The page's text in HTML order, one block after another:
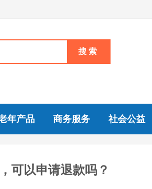
搜 索
年产品 商务服务 社会公益
可以申请退款吗？